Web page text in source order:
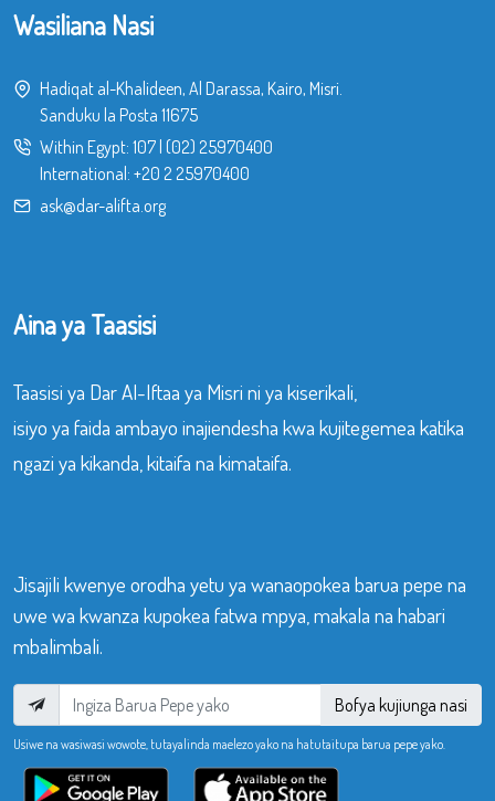
Wasiliana Nasi
Hadiqat al-Khalideen, Al Darassa, Kairo, Misri.
Sanduku la Posta 11675
Within Egypt: 107| (02) 25970400
International: +20 2 25970400
ask@dar-alifta.org
Aina ya Taasisi
Taasisi ya Dar Al-Iftaa ya Misri ni ya kiserikali,
isiyo ya faida ambayo inajiendesha kwa kujitegemea katika
ngazi ya kikanda, kitaifa na kimataifa.
Jisajili kwenye orodha yetu ya wanaopokea barua pepe na
uwe wa kwanza kupokea fatwa mpya, makala na habari
mbalimbali.
Bofya kujiunga nasi
Usiwe na wasiwasi wowote, tutayalinda maelezo yako na hatutaitupa barua pepe yako.